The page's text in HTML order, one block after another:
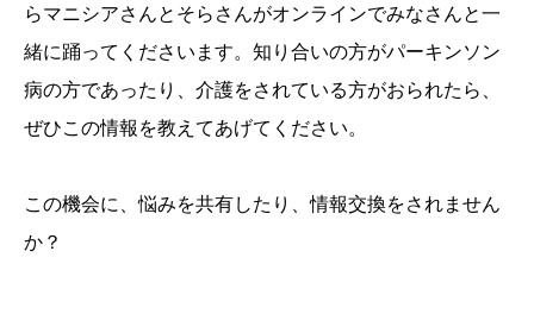
らマニシアさんとそらさんがオンラインでみなさんと一
緒に踊ってくださいます。知り合いの方がパーキンソン
病の方であったり、介護をされている方がおられたら、
ぜひこの情報を教えてあげてください。
この機会に、悩みを共有したり、情報交換をされません
か？